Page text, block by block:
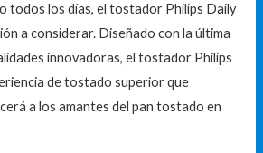
todos los días, el tostador Philips Daily
a considerar. Diseñado con la última
innovadoras, el tostador Philips
de tostado superior que
a los amantes del pan tostado en